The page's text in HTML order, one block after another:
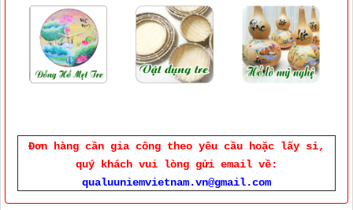
Đơn hàng cần gia công theo yêu cầu hoặc lấy sỉ,
quý khách vui lòng gửi email về:
qualuuniemvietnam.vn@gmail.com